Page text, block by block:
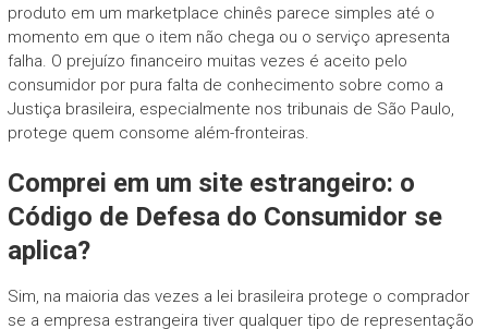
produto em um marketplace chinês parece simples até o
momento em que o item não chega ou o serviço apresenta
falha. O prejuízo financeiro muitas vezes é aceito pelo
consumidor por pura falta de conhecimento sobre como a
Justiça brasileira, especialmente nos tribunais de São Paulo,
protege quem consome além-fronteiras.
Comprei em um site estrangeiro: o
Código de Defesa do Consumidor se
aplica?
Sim, na maioria das vezes a lei brasileira protege o comprador
se a empresa estrangeira tiver qualquer tipo de representação